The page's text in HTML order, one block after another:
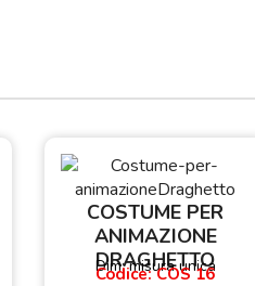
COSTUME PER
ANIMAZIONE
DRAGHETTO
Dim: misura unica
Codice: COS 16